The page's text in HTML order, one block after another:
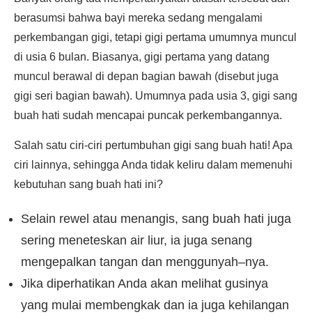
berasumsi bahwa bayi mereka sedang mengalami
perkembangan gigi, tetapi gigi pertama umumnya muncul
di usia 6 bulan. Biasanya, gigi pertama yang datang
muncul berawal di depan bagian bawah (disebut juga
gigi seri bagian bawah). Umumnya pada usia 3, gigi sang
buah hati sudah mencapai puncak perkembangannya.
Salah satu ciri-ciri pertumbuhan gigi sang buah hati! Apa
ciri lainnya, sehingga Anda tidak keliru dalam memenuhi
kebutuhan sang buah hati ini?
Selain rewel atau menangis, sang buah hati juga
sering meneteskan air liur, ia juga senang
mengepalkan tangan dan menggunyah–nya.
Jika diperhatikan Anda akan melihat gusinya
yang mulai membengkak dan ia juga kehilangan